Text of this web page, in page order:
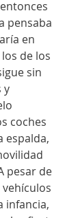
pensaba
en
de los
sin
y
coches
espalda,
pesar de
infancia,